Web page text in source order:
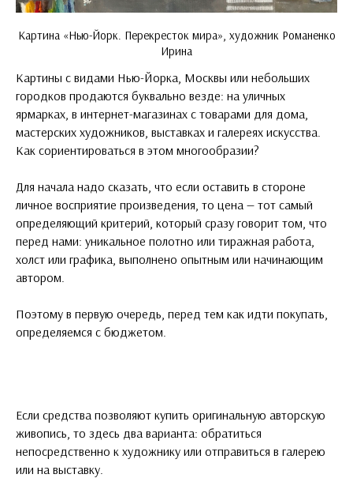
Картина «Нью-Йорк. Перекресток мира», художник Романенко
Ирина
Картины с видами Нью-Йорка, Москвы или небольших
городков продаются буквально везде: на уличных
ярмарках, в интернет-магазинах с товарами для дома,
мастерских художников, выставках и галереях искусства.
Как сориентироваться в этом многообразии?
Для начала надо сказать, что если оставить в стороне
личное восприятие произведения, то цена — тот самый
определяющий критерий, который сразу говорит том, что
перед нами: уникальное полотно или тиражная работа,
холст или графика, выполнено опытным или начинающим
автором.
Поэтому в первую очередь, перед тем как идти покупать,
определяемся с бюджетом.
Если средства позволяют купить оригинальную авторскую
живопись, то здесь два варианта: обратиться
непосредственно к художнику или отправиться в галерею
или на выставку.